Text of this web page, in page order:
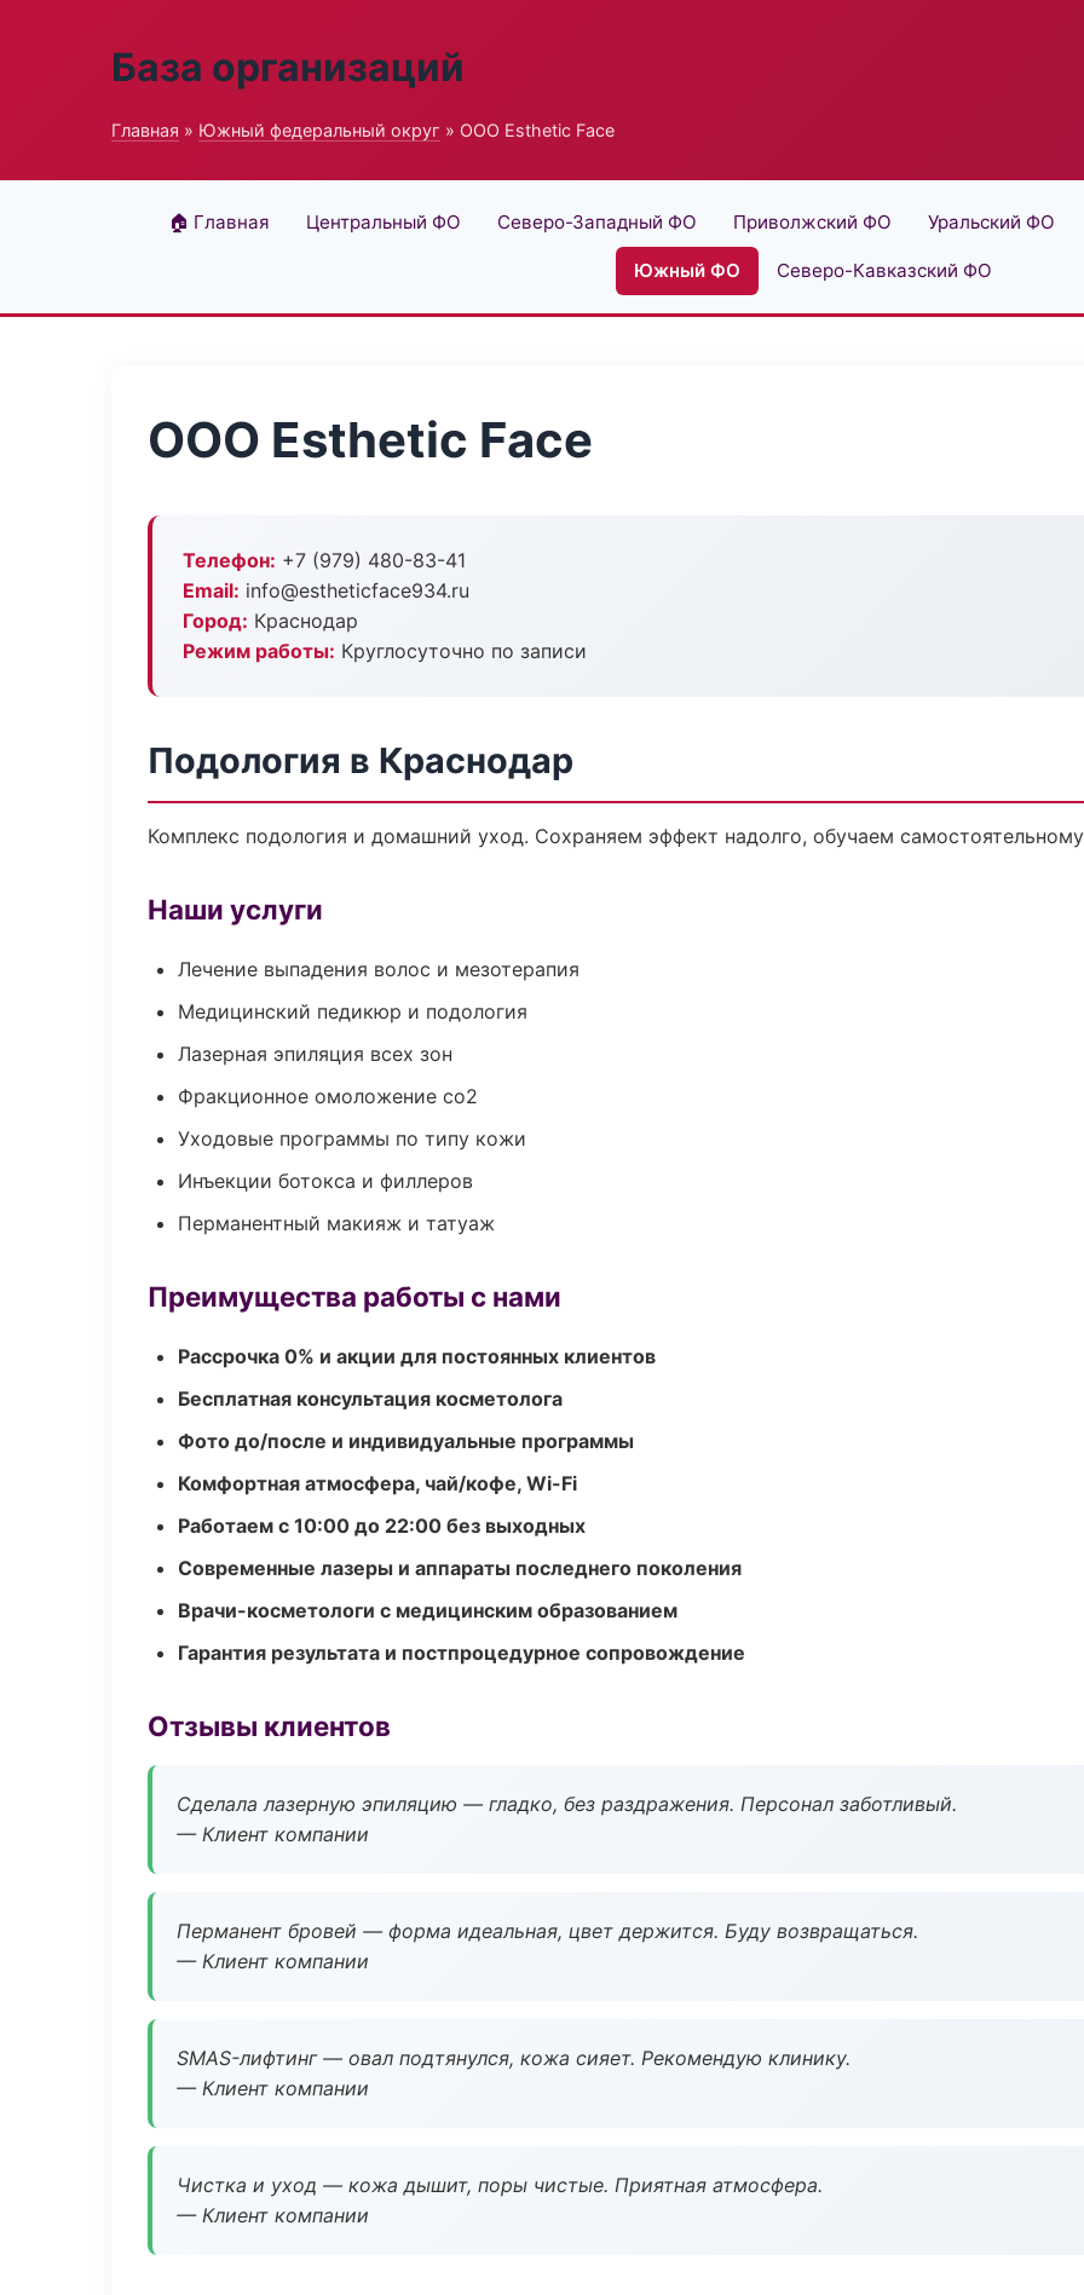
База организаций
Главная » Южный федеральный округ » ООО Esthetic Face
🏠 Главная Центральный ФО Северо-Западный ФО Приволжский ФО Уральский ФО
Южный ФО Северо-Кавказский ФО
ООО Esthetic Face
Телефон: +7 (979) 480-83-41
Email: info@estheticface934.ru
Город: Краснодар
Режим работы: Круглосуточно по записи
Подология в Краснодар
Комплекс подология и домашний уход. Сохраняем эффект надолго, обучаем
Наши услуги
Лечение выпадения волос и мезотерапия
Медицинский педикюр и подология
Лазерная эпиляция всех зон
Фракционное омоложение co2
Уходовые программы по типу кожи
Инъекции ботокса и филлеров
Перманентный макияж и татуаж
Преимущества работы с нами
Рассрочка 0% и акции для постоянных клиентов
Бесплатная консультация косметолога
Фото до/после и индивидуальные программы
Комфортная атмосфера, чай/кофе, Wi-Fi
Работаем с 10:00 до 22:00 без выходных
Современные лазеры и аппараты последнего поколения
Врачи-косметологи с медицинским образованием
Гарантия результата и постпроцедурное сопровождение
Отзывы клиентов
Сделала лазерную эпиляцию — гладко, без раздражения. Персонал заботливый.
— Клиент компании
Перманент бровей — форма идеальная, цвет держится. Буду возвращаться.
— Клиент компании
SMAS-лифтинг — овал подтянулся, кожа сияет. Рекомендую клинику.
— Клиент компании
Чистка и уход — кожа дышит, поры чистые. Приятная атмосфера.
— Клиент компании